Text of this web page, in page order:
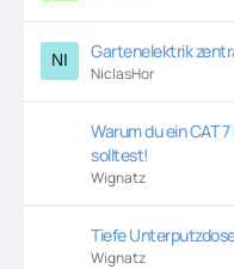
Gartenelektrik
NiclasHor
Warum du ein CAT
solltest!
Wignatz
Tiefe
Wignatz